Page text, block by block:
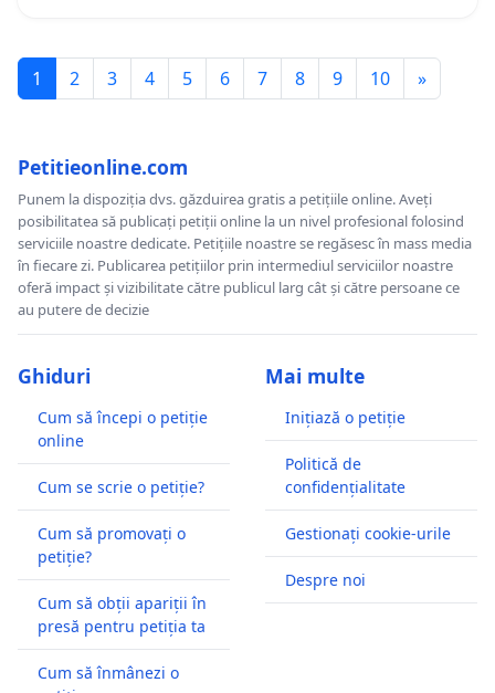
1 2 3 4 5 6 7 8 9 10 »
Petitieonline.com
Punem la dispoziția dvs. găzduirea gratis a petițiile online. Aveți
posibilitatea să publicați petiții online la un nivel profesional folosind
serviciile noastre dedicate. Petițiile noastre se regăsesc în mass media
în fiecare zi. Publicarea petițiilor prin intermediul serviciilor noastre
oferă impact și vizibilitate către publicul larg cât și către persoane ce
au putere de decizie
Ghiduri
Cum să începi o petiție
online
Cum se scrie o petiție?
Cum să promovați o
petiție?
Cum să obții apariții în
presă pentru petiția ta
Cum să înmânezi o
Mai multe
Inițiază o petiție
Politică de
confidențialitate
Gestionați cookie-urile
Despre noi